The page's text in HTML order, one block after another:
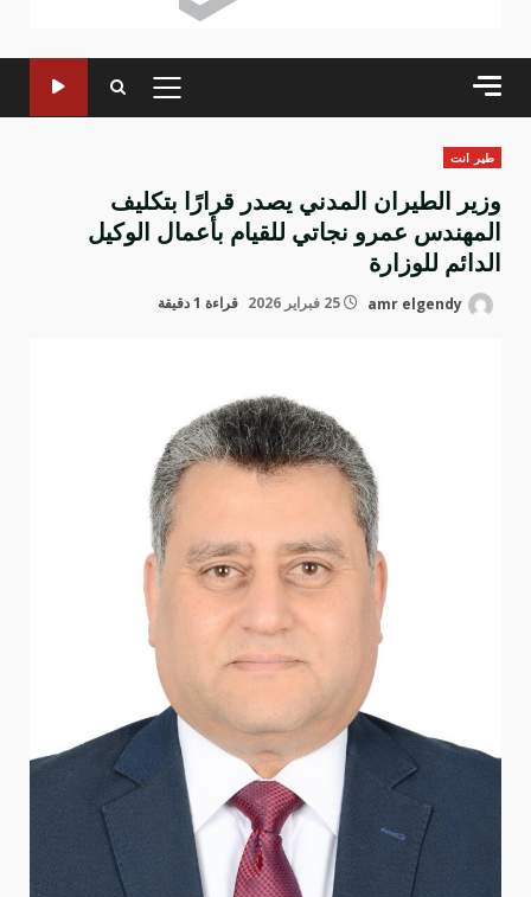
القائمة
الرئيسية
طير انت
وزير الطيران المدني يصدر قرارًا بتكليف
المهندس عمرو نجاتي للقيام بأعمال الوكيل
الدائم للوزارة
قراءة 1 دقيقة